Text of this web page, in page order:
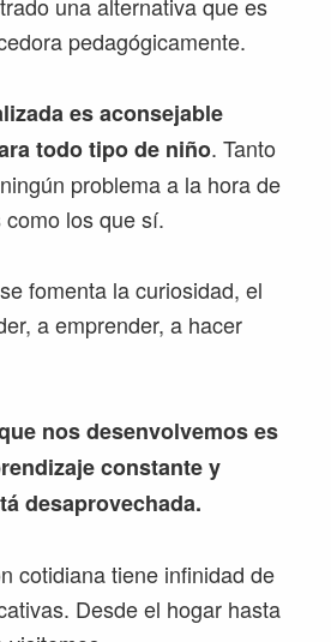
una alternativa que es
pedagógicamente.
es aconsejable
todo tipo de niño. Tanto
problema a la hora de
los que sí.
fomenta la curiosidad, el
a emprender, a hacer
nos desenvolvemos es
constante y
desaprovechada.
cotidiana tiene infinidad de
Desde el hogar hasta